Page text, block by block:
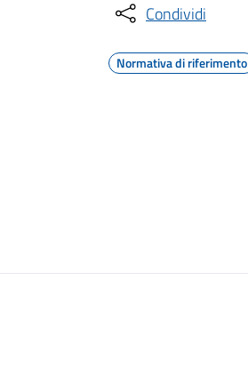
Condividi
Normativa di riferimento